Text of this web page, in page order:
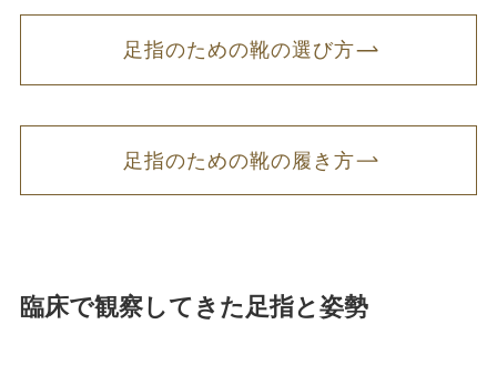
足指のための靴の選び方
足指のための靴の履き方
臨床で観察してきた足指と姿勢